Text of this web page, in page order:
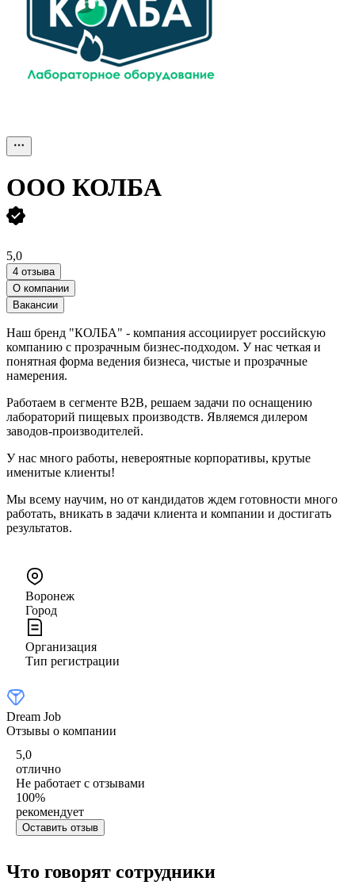
ООО КОЛБА
5,0
4 отзыва
О компании
Вакансии
Наш бренд "КОЛБА" - компания ассоциирует российскую
компанию с прозрачным бизнес-подходом. У нас четкая и
понятная форма ведения бизнеса, чистые и прозрачные
намерения.
Работаем в сегменте B2B, решаем задачи по оснащению
лабораторий пищевых производств. Являемся дилером
заводов-производителей.
У нас много работы, невероятные корпоративы, крутые
именитые клиенты!
Мы всему научим, но от кандидатов ждем готовности много
работать, вникать в задачи клиента и компании и достигать
результатов.
Воронеж
Город
Организация
Тип регистрации
Dream Job
Отзывы о компании
5,0
отлично
Не работает с отзывами
100%
рекомендует
Оставить отзыв
Что говорят сотрудники